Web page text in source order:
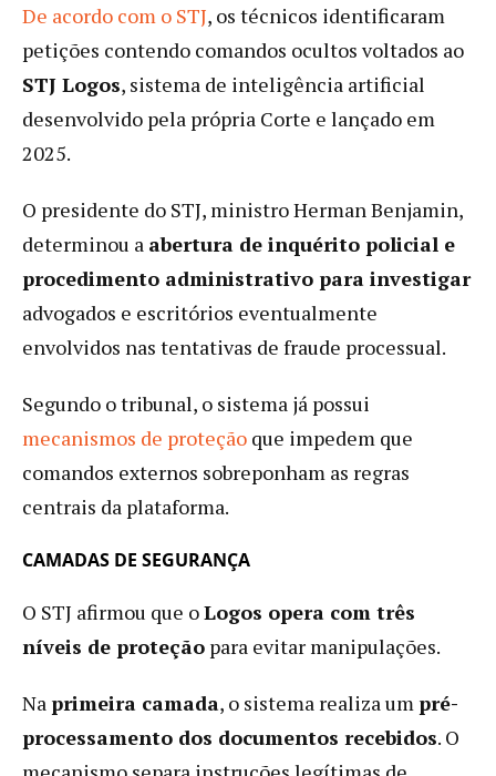
De acordo com o STJ, os técnicos identificaram
petições contendo comandos ocultos voltados ao
STJ Logos, sistema de inteligência artificial
desenvolvido pela própria Corte e lançado em
2025.
O presidente do STJ, ministro Herman Benjamin,
determinou a abertura de inquérito policial e
procedimento administrativo para investigar
advogados e escritórios eventualmente
envolvidos nas tentativas de fraude processual.
Segundo o tribunal, o sistema já possui
mecanismos de proteção que impedem que
comandos externos sobreponham as regras
centrais da plataforma.
CAMADAS DE SEGURANÇA
O STJ afirmou que oLogos opera com três
níveis de proteção para evitar manipulações.
Na primeira camada, o sistema realiza um pré-
processamento dos documentos recebidos. O